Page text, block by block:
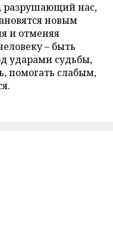
разрушающий нас,
новым
и отменяя
– быть
ударами судьбы,
помогать слабым,